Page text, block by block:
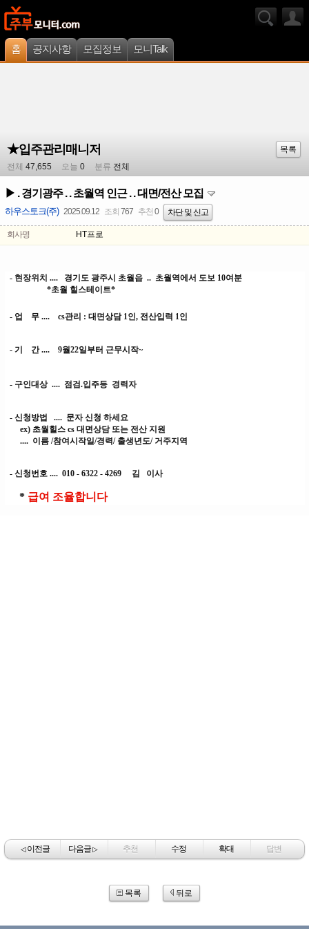
홈 공지사항 모집정보 모니Talk
★입주관리매니저
목록
전체 47,655 오늘 0 분류 전체
▶ . 경기광주 . . 초월역 인근 . . 대면/전산 모집
하우스토크(주) 2025.09.12 조회 767 추천 0 차단 및 신고
회사명 HT프로
- 현장위치 .... 경기도 광주시 초월읍 .. 초월역에서 도보 10여분
*초월 힐스테이트*
- 업 무 .... cs관리 : 대면상담 1인, 전산입력 1인
- 기 간 .... 9월22일부터 근무시작~
- 구인대상 .... 점검.입주등 경력자
- 신청방법 .... 문자 신청 하세요
ex) 초월힐스 cs 대면상담 또는 전산 지원
.... 이름 /참여시작일/경력/ 출생년도/ 거주지역
- 신청번호 .... 010 - 6322 - 4269 김 이사
* 급여 조율합니다
◁이전글 다음글▷ 추천 수정 확대 답변
목록 뒤로